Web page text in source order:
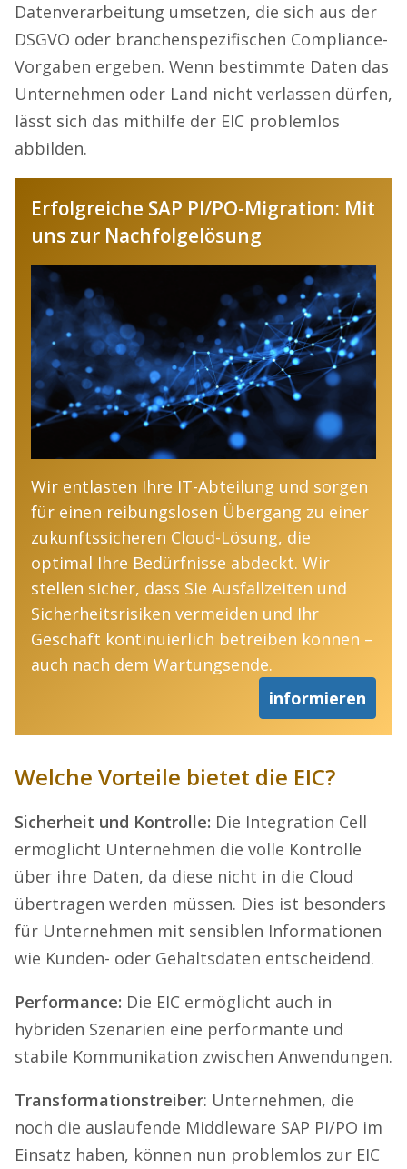
Datenverarbeitung umsetzen, die sich aus der
DSGVO oder branchenspezifischen Compliance-
Vorgaben ergeben. Wenn bestimmte Daten das
Unternehmen oder Land nicht verlassen dürfen,
lässt sich das mithilfe der EIC problemlos
abbilden.
Erfolgreiche SAP PI/PO-Migration: Mit
uns zur Nachfolgelösung
Wir entlasten Ihre IT-Abteilung und sorgen
für einen reibungslosen Übergang zu einer
zukunftssicheren Cloud-Lösung, die
optimal Ihre Bedürfnisse abdeckt. Wir
stellen sicher, dass Sie Ausfallzeiten und
Sicherheitsrisiken vermeiden und Ihr
Geschäft kontinuierlich betreiben können –
auch nach dem Wartungsende.
informieren
Welche Vorteile bietet die EIC?
Sicherheit und Kontrolle: Die Integration Cell
ermöglicht Unternehmen die volle Kontrolle
über ihre Daten, da diese nicht in die Cloud
übertragen werden müssen. Dies ist besonders
für Unternehmen mit sensiblen Informationen
wie Kunden- oder Gehaltsdaten entscheidend.
Performance: Die EIC ermöglicht auch in
hybriden Szenarien eine performante und
stabile Kommunikation zwischen Anwendungen.
Transformationstreiber: Unternehmen, die
noch die auslaufende Middleware SAP PI/PO im
Einsatz haben, können nun problemlos zur EIC